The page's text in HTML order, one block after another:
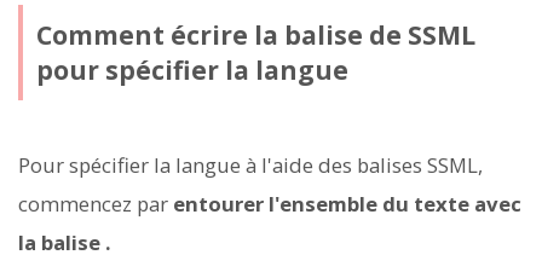
Comment écrire la balise de SSML
pour spécifier la langue
Pour spécifier la langue à l'aide des balises SSML,
commencez par entourer l'ensemble du texte avec
la balise .